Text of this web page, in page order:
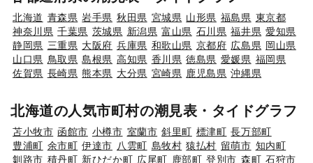
北海道 青森県 岩手県 秋田県 宮城県 山形県 福島県 東京都
神奈川県 千葉県 茨城県 新潟県 富山県 石川県 福井県 愛知県
静岡県 三重県 大阪府 兵庫県 和歌山県 京都府 広島県 岡山県
山口県 鳥取県 島根県 高知県 香川県 徳島県 愛媛県 福岡県
佐賀県 長崎県 熊本県 大分県 宮崎県 鹿児島県 沖縄県
北海道の人気市町村の潮見表・タイドグラフ
苫小牧市 函館市 小樽市 室蘭市 斜里町 標津町 長万部町
豊浦町 余市町 伊達市 八雲町 島牧村 猿払村 留萌市 知内町
釧路市 積丹町 新ひだか町 広尾町 鹿部町 登別市 森町 石狩市